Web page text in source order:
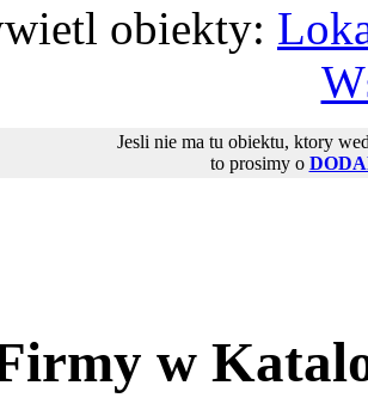
obiekty:
Jesli nie ma tu obiektu, ktory
to prosimy o
w